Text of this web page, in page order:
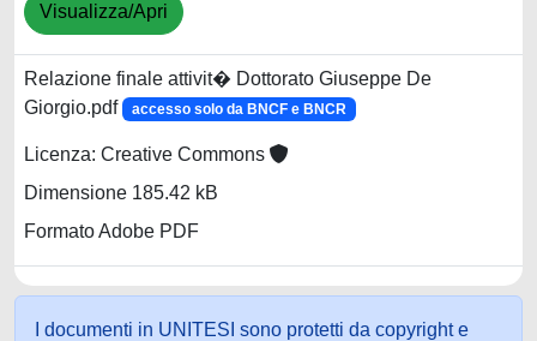
Visualizza/Apri
Relazione finale attivit� Dottorato Giuseppe De
Giorgio.pdf
accesso solo da BNCF e BNCR
Licenza: Creative Commons
Dimensione 185.42 kB
Formato Adobe PDF
I documenti in UNITESI sono protetti da copyright e